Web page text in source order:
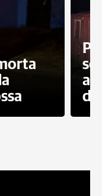
do